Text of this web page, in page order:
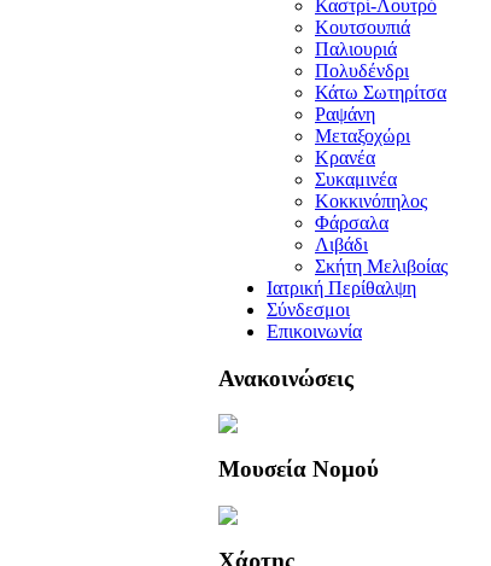
Καστρί-Λουτρό
Κουτσουπιά
Παλιουριά
Πολυδένδρι
Κάτω Σωτηρίτσα
Ραψάνη
Μεταξοχώρι
Κρανέα
Συκαμινέα
Κοκκινόπηλος
Φάρσαλα
Λιβάδι
Σκήτη Μελιβοίας
Ιατρική Περίθαλψη
Σύνδεσμοι
Επικοινωνία
Ανακοινώσεις
Μουσεία Νομού
Χάρτης